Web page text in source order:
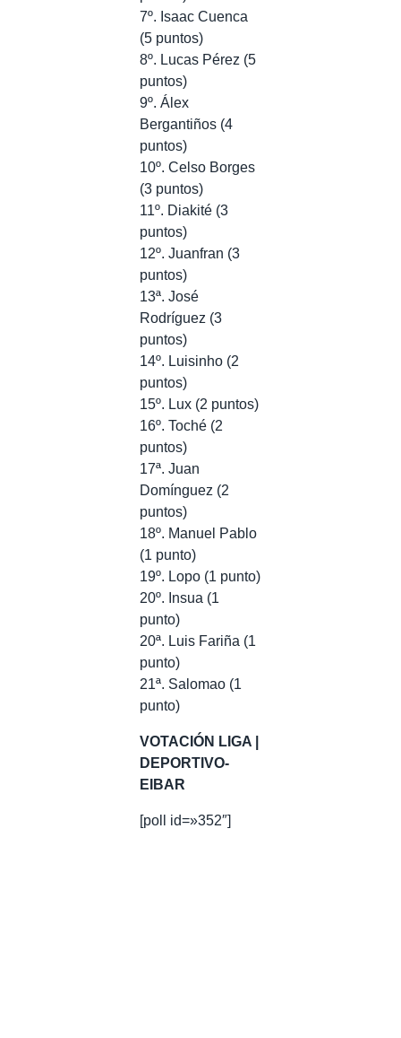
7º. Isaac Cuenca
(5 puntos)
8º. Lucas Pérez (5
puntos)
9º. Álex
Bergantiños (4
puntos)
10º. Celso Borges
(3 puntos)
11º. Diakité (3
puntos)
12º. Juanfran (3
puntos)
13ª. José
Rodríguez (3
puntos)
14º. Luisinho (2
puntos)
15º. Lux (2 puntos)
16º. Toché (2
puntos)
17ª. Juan
Domínguez (2
puntos)
18º. Manuel Pablo
(1 punto)
19º. Lopo (1 punto)
20º. Insua (1
punto)
20ª. Luis Fariña (1
punto)
21ª. Salomao (1
punto)
VOTACIÓN LIGA |
DEPORTIVO-
EIBAR
[poll id=»352″]